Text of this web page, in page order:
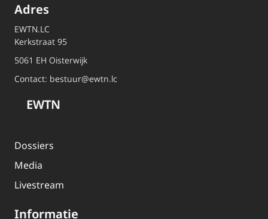
Adres
EWTN.LC
Kerkstraat 95
5061 EH Oisterwijk
Contact: bestuur@ewtn.lc
EWTN
Dossiers
Media
Livestream
Informatie